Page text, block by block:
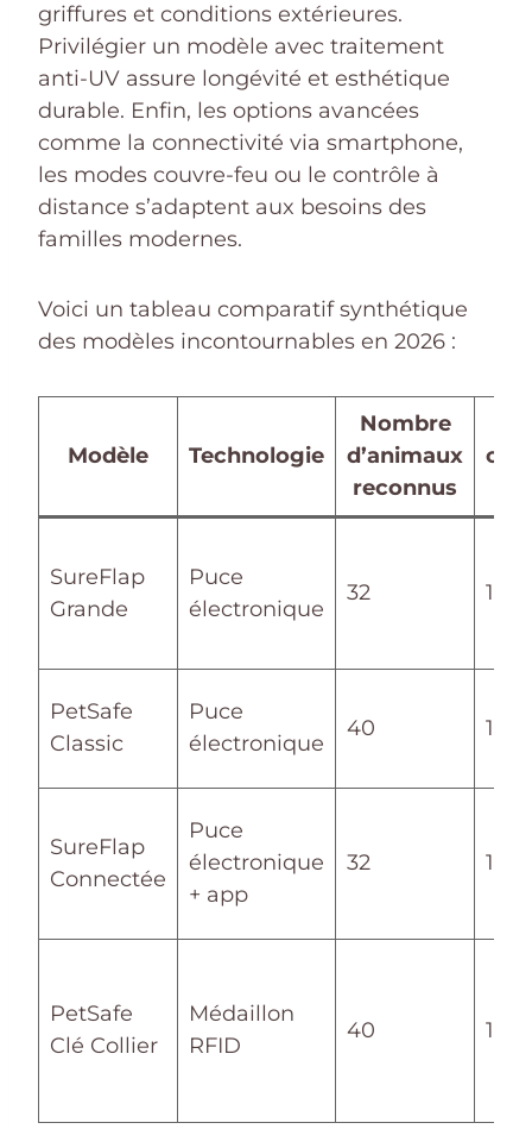
griffures et conditions extérieures.
Privilégier un modèle avec traitement
anti-UV assure longévité et esthétique
durable. Enfin, les options avancées
comme la connectivité via smartphone,
les modes couvre-feu ou le contrôle à
distance s’adaptent aux besoins des
familles modernes.
Voici un tableau comparatif synthétique
des modèles incontournables en 2026 :
Modèle Technologie
Nombre
d’animaux
reconnus
SureFlap
Grande
Puce
électronique
32 17,8
PetSafe
Classic
Puce
électronique
40 14,6
SureFlap
Connectée
Puce
électronique
+ app
32 14,2
PetSafe
Clé Collier
Médaillon
RFID
40 14,6